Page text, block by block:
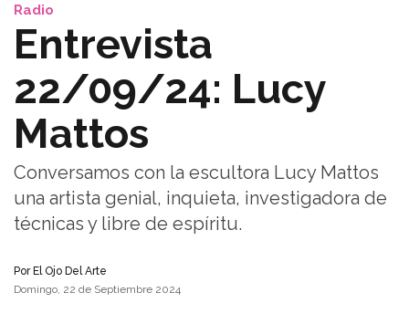
Radio
Entrevista
22/09/24: Lucy
Mattos
Conversamos con la escultora Lucy Mattos
una artista genial, inquieta, investigadora de
técnicas y libre de espíritu.
Por El Ojo Del Arte
Domingo, 22 de Septiembre 2024